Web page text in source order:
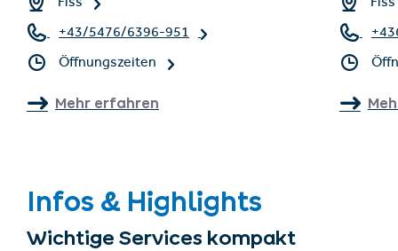
Fiss
+43/5476/6396-951
Öffnungszeiten
Mehr erfahren
Fiss
Infos & Highlights
Wichtige Services kompakt